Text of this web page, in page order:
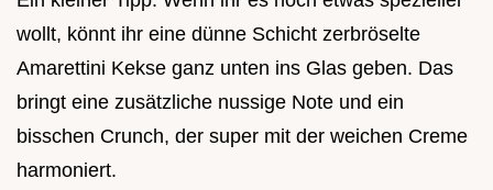
wollt, könnt ihr eine dünne Schicht zerbröselte
Amarettini Kekse ganz unten ins Glas geben. Das
bringt eine zusätzliche nussige Note und ein
bisschen Crunch, der super mit der weichen Creme
harmoniert.